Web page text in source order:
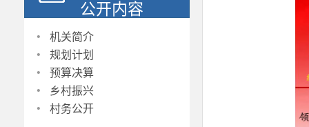
公开内容
· 机关简介
· 规划计划
· 预算决算
· 乡村振兴
· 村务公开